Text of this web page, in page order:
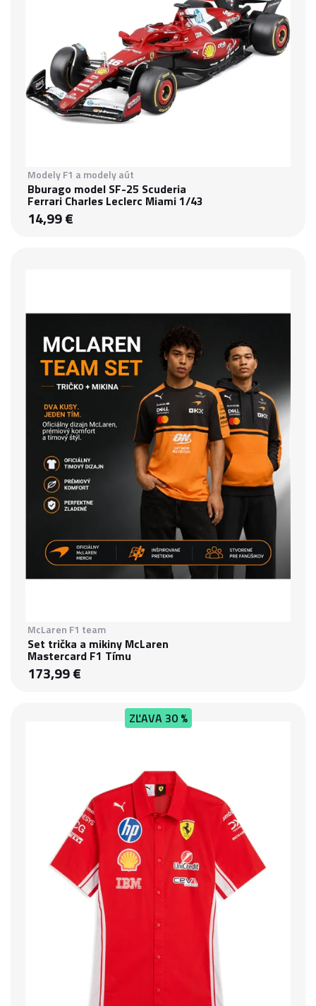
Modely F1 a modely aút
Bburago model SF-25 Scuderia
Ferrari Charles Leclerc Miami 1/43
14,99 €
McLaren F1 team
Set trička a mikiny McLaren
Mastercard F1 Tímu
173,99 €
ZĽAVA30 %